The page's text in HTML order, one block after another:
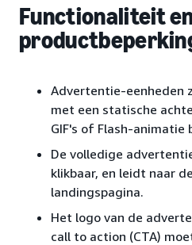
Functionaliteit
Advertentie-eenheden
met een statische
GIF's of Flash-animatie
De volledige
klikbaar, en leidt naar
landingspagina.
Het logo van de
call to action (CTA)